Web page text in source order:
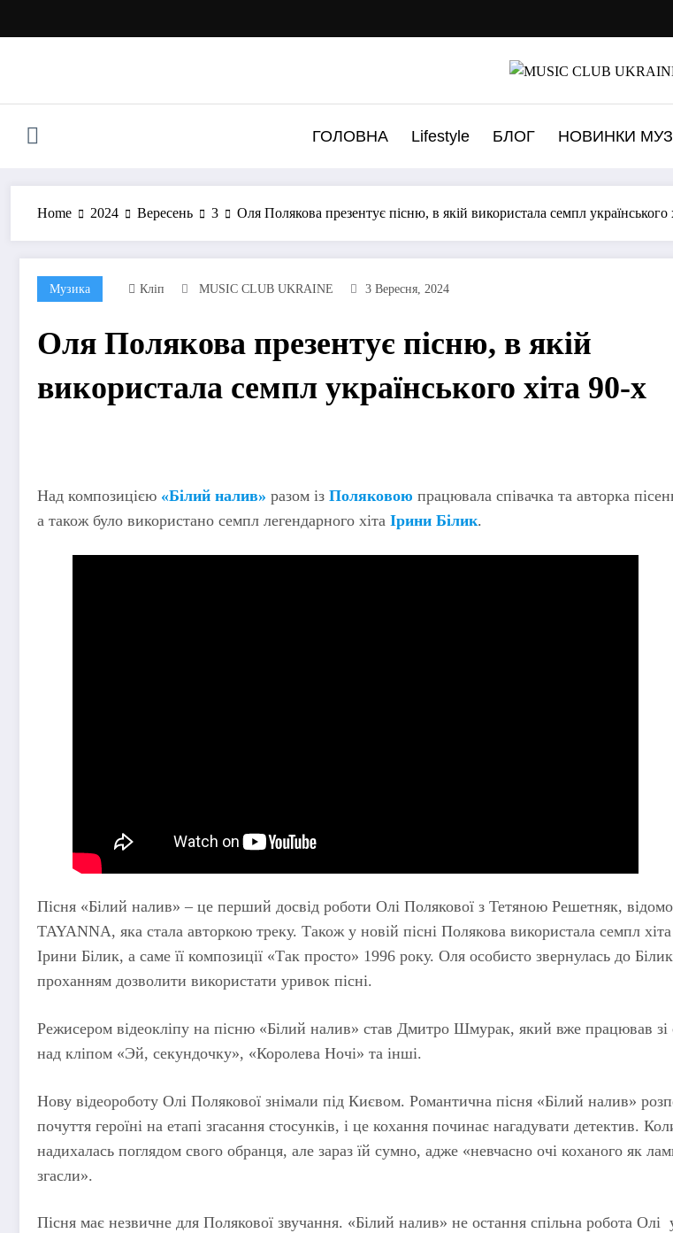
ГОЛОВНА Lifestyle БЛОГ НОВИНКИ
Home 2024 Вересень 3 Оля Полякова презентує пісню, в якій використала семпл українського
Музика Кліп MUSIC CLUB UKRAINE 3 Вересня, 2024
Оля Полякова презентує пісню, в якій
використала семпл українського хіта 90-х
Над композицією «Білий налив» разом із Поляковою працювала співачка та авторка
а також було використано семпл легендарного хіта Ірини Білик.
Пісня «Білий налив» – це перший досвід роботи Олі Полякової з Тетяною Решетняк,
TAYANNA, яка стала авторкою треку. Також у новій пісні Полякова використала семпл хіта
Ірини Білик, а саме її композиції «Так просто» 1996 року. Оля особисто звернулась до
проханням дозволити використати уривок пісні.
Режисером відеокліпу на пісню «Білий налив» став Дмитро Шмурак, який вже працював зі
над кліпом «Эй, секундочку», «Королева Ночі» та інші.
Нову відеороботу Олі Полякової знімали під Києвом. Романтична пісня «Білий налив»
почуття героїні на етапі згасання стосунків, і це кохання починає нагадувати детектив.
надихалась поглядом свого обранця, але зараз їй сумно, адже «невчасно очі коханого як
згасли».
Пісня має незвичне для Полякової звучання. «Білий налив» не остання спільна робота Олі